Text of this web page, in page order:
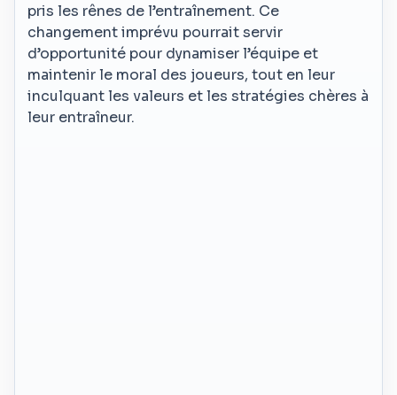
pris les rênes de l’entraînement. Ce
changement imprévu pourrait servir
d’opportunité pour dynamiser l’équipe et
maintenir le moral des joueurs, tout en leur
inculquant les valeurs et les stratégies chères à
leur entraîneur.